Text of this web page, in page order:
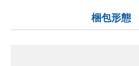
梱包形態